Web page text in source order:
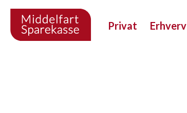
Privat Erhverv